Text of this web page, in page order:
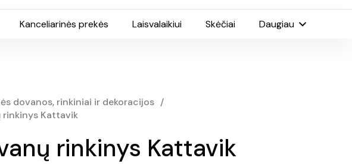
Kanceliarinės prekės Laisvalaikiui Skėčiai Daugiau
dovanos, rinkiniai ir dekoracijos /
rinkinys Kattavik
rinkinys Kattavik